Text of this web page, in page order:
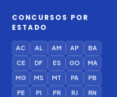
CONCURSOS POR
ESTADO
AC AL AM AP
BA
CE
DF ES GO
MA
MG
MS MT PA
PB
PE
PI PR RJ
RN